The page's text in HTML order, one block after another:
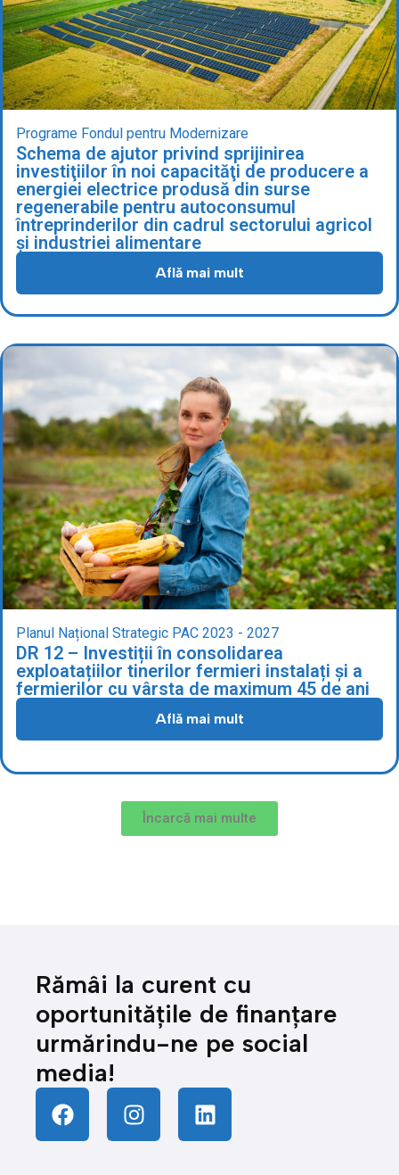
Programe Fondul pentru Modernizare
Schema de ajutor privind sprijinirea
investiţiilor în noi capacităţi de producere a
energiei electrice produsă din surse
regenerabile pentru autoconsumul
întreprinderilor din cadrul sectorului agricol
și industriei alimentare
Află mai mult
Planul Național Strategic PAC 2023 - 2027
DR 12 – Investiții în consolidarea
exploatațiilor tinerilor fermieri instalați și a
fermierilor cu vârsta de maximum 45 de ani
Află mai mult
Încarcă mai multe
Rămâi la curent cu
oportunitățile de finanțare
urmărindu-ne pe social
media!